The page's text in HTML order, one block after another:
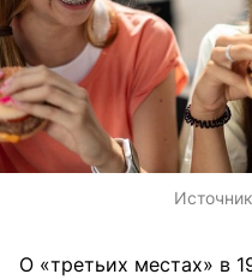
О «третьих местах» в